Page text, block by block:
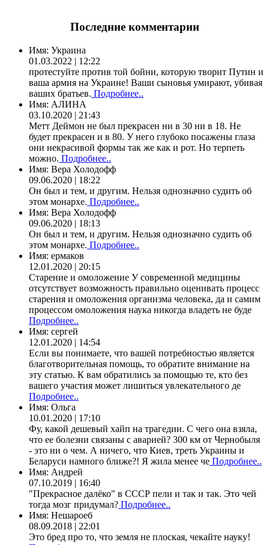
Последние комментарии
Имя: Украина
01.03.2022 | 12:22
протестуйте против той бойни, которую творит Путин и
ваша армия на Украине! Ваши сыновья умирают, убивая
ваших братьев. Подробнее..
Имя: АЛИНА
03.10.2020 | 21:43
Метт Деймон не был прекрасен ни в 30 ни в 18. Не
будет прекрасен и в 80. У него глубоко посажены глаза
они некрасивой формы так же как и рот. Но терпеть
можно. Подробнее..
Имя: Вера Холодофф
09.06.2020 | 18:22
Он был и тем, и другим. Нельзя однозначно судить об
этом монархе. Подробнее..
Имя: Вера Холодофф
09.06.2020 | 18:13
Он был и тем, и другим. Нельзя однозначно судить об
этом монархе. Подробнее..
Имя: ермаков
12.01.2020 | 20:15
Старение и омоложение У современной медицины
отсутствует возможность правильно оценивать процесс
старения и омоложения организма человека, да и самим
процессом омоложения наука никогда владеть не буде
Подробнее..
Имя: сергей
12.01.2020 | 14:54
Если вы понимаете, что вашей потребностью является
благотворительная помощь, то обратите внимание на
эту статью. К вам обратились за помощью те, кто без
вашего участия может лишиться увлекательного де
Подробнее..
Имя: Ольга
10.01.2020 | 17:10
Фу, какой дешевый хайп на трагедии. С чего она взяла,
что ее болезни связаны с аварией? 300 км от Чернобыля
- это ни о чем. А ничего, что Киев, треть Украины и
Беларуси намного ближе?! Я жила менее че Подробнее..
Имя: Андрей
07.10.2019 | 16:40
"Прекрасное далёко" в СССР пели и так и так. Это чей
тогда мозг придумал? Подробнее..
Имя: Нешароеб
08.09.2018 | 22:01
Это бред про то, что земля не плоская, чекайте науку!